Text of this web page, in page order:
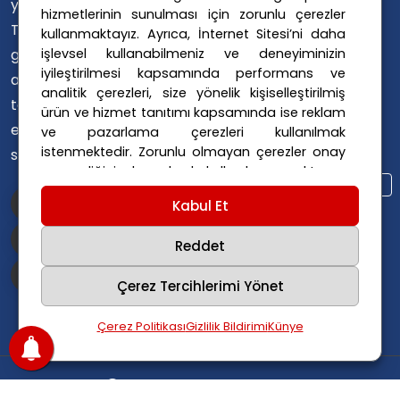
hizmetlerinin sunulması için zorunlu çerezler
kullanmaktayız. Ayrıca, İnternet Sitesi’ni daha
işlevsel kullanabilmeniz ve deneyiminizin
iyileştirilmesi kapsamında performans ve
analitik çerezleri, size yönelik kişiselleştirilmiş
ürün ve hizmet tanıtımı kapsamında ise reklam
ve pazarlama çerezleri kullanılmak
istenmektedir. Zorunlu olmayan çerezler onay
vermediğiniz durumlarda kullanılmayacaktır.
Ayarlarınız 365 gün saklanır.
veGizlilik Politikasıiçin linklere tıklayınız.
Kabul Et
Reddet
Çerez Tercihlerimi Yönet
Çerez PolitikasıGizlilik BildirimiKünye
yaşayan
Türklerin ülke
gündemini
ana dillerinde
takip
etmelerini
sağlıyoruz.
Avusturya Sağlık Sistemi
Avusturya Siyaseti
Avusturya Suç Haberleri
Avusturya Trafik Haberleri
Donald Trump
FPÖ
Graz Okul Saldırısı
Internet Dolandırıcılığı
Itfaiye Müdahalesi
Viyana Polisi
Viyana Suç Haberleri
Copyright 2025Avusturya Haber.Tüm hakları